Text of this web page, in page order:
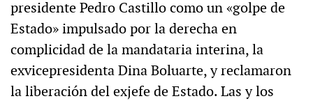
presidente Pedro Castillo como un «golpe de
Estado» impulsado por la derecha en
complicidad de la mandataria interina, la
exvicepresidenta Dina Boluarte, y reclamaron
la liberación del exjefe de Estado. Las y los